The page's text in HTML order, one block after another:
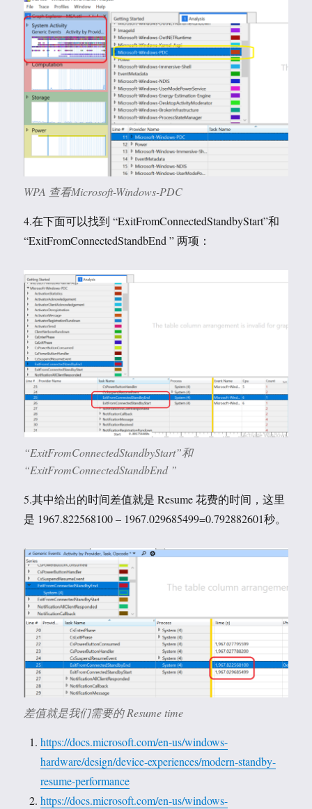
WPA 查看Microsoft-Windows-PDC
4.在下面可以找到 “ExitFromConnectedStandbyStart”和
“ExitFromConnectedStandbEnd ” 两项：
“ExitFromConnectedStandbyStart”和
“ExitFromConnectedStandbEnd ”
5.其中给出的时间差值就是 Resume 花费的时间，这里
是 1967.822568100 – 1967.029685499=0.792882601秒。
差值就是我们需要的 Resume time
https://docs.microsoft.com/en-us/windows-
hardware/design/device-experiences/modern-standby-
resume-performance
https://docs.microsoft.com/en-us/windows-